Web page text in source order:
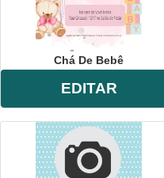
Chá De Bebê
EDITAR